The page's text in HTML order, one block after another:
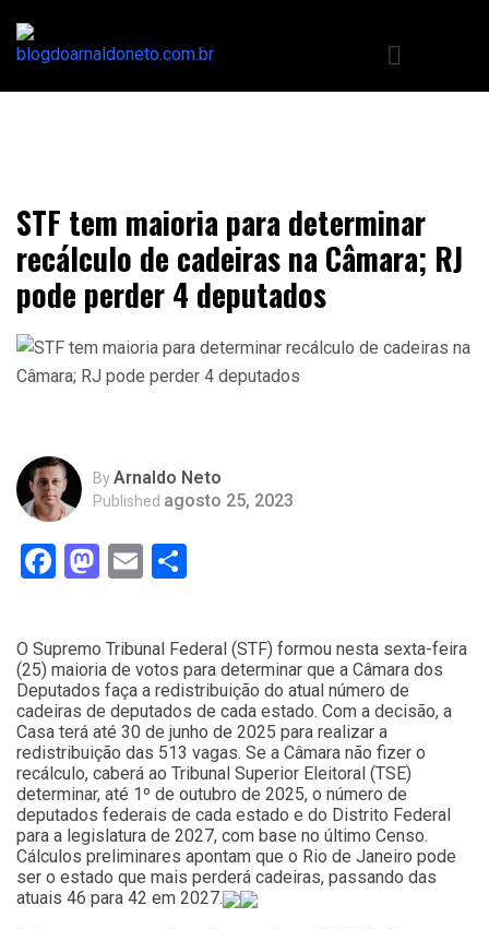
STF tem maioria para determinar
recálculo de cadeiras na Câmara; RJ
pode perder 4 deputados
ByArnaldo Neto
Published agosto 25, 2023
Facebook
Mastodon
Email
O Supremo Tribunal Federal (STF) formou nesta sexta-feira
(25) maioria de votos para determinar que a Câmara dos
Deputados faça a redistribuição do atual número de
cadeiras de deputados de cada estado. Com a decisão, a
Casa terá até 30 de junho de 2025 para realizar a
redistribuição das 513 vagas. Se a Câmara não fizer o
recálculo, caberá ao Tribunal Superior Eleitoral (TSE)
determinar, até 1º de outubro de 2025, o número de
deputados federais de cada estado e do Distrito Federal
para a legislatura de 2027, com base no último Censo.
Cálculos preliminares apontam que o Rio de Janeiro pode
ser o estado que mais perderá cadeiras, passando das
atuais 46 para 42 em 2027.